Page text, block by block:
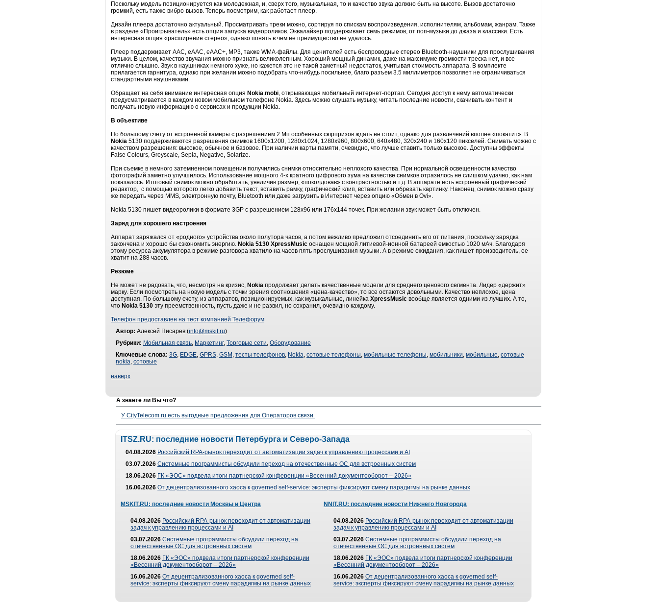
Поскольку модель позиционируется как молодежная, и, сверх того, музыкальная, то и качество звука должно быть на высоте. Вызов достаточно
громкий, есть также вибро-вызов. Теперь посмотрим, как работает плеер.
Дизайн плеера достаточно актуальный. Просматривать треки можно, сортируя по спискам воспроизведения, исполнителям, альбомам, жанрам. Также
в разделе «Проигрыватель» есть опция запуска видеороликов. Эквалайзер поддерживает семь режимов, от поп-музыки до джаза и классики. Есть
интересная опция «расширение стерео», однако понять в чем ее преимущество не удалось.
Плеер поддерживает AAC, eAAC, eAAC+, MP3, также WMA-файлы. Для ценителей есть беспроводные стерео Bluetooth-наушники для прослушивания
музыки. В целом, качество звучания можно признать великолепным. Хороший мощный динамик, даже на максимуме громкости треска нет, и все
отлично слышно. Звук в наушниках немного хуже, но кажется это не такой заметный недостаток, учитывая стоимость аппарата. В комплекте
прилагается гарнитура, однако при желании можно подобрать что-нибудь посильнее, благо разъем 3.5 миллиметров позволяет не ограничиваться
стандартными наушниками.
Обращает на себя внимание интересная опция Nokia.mobi, открывающая мобильный интернет-портал. Сегодня доступ к нему автоматически
предусматривается в каждом новом мобильном телефоне Nokia. Здесь можно слушать музыку, читать последние новости, скачивать контент и
получать новую информацию о сервисах и продукции Nokia.
В объективе
По большому счету от встроенной камеры с разрешением 2 Мп особенных сюрпризов ждать не стоит, однако для развлечений вполне «покатит». В
Nokia 5130 поддерживаются разрешения снимков 1600x1200, 1280х1024, 1280x960, 800x600, 640x480, 320x240 и 160x120 пикселей. Снимать можно с
качеством разрешения: высокое, обычное и базовое. При наличии карты памяти, очевидно, что лучше ставить только высокое. Доступны эффекты
False Colours, Greyscale, Sepia, Negative, Solarize.
При съемке в немного затемненном помещении получились снимки относительно неплохого качества. При нормальной освещенности качество
фотографий заметно улучшилось. Использование мощного 4-х кратного цифрового зума на качестве снимков отразилось не слишком удачно, как нам
показалось. Итоговый снимок можно обработать, увеличив размер, «поколдовав» с контрастностью и т.д. В аппарате есть встроенный графический
редактор, с помощью которого легко добавить текст, вставить рамку, графический клип, вставить или обрезать картинку. Наконец, снимок можно сразу
же передать через MMS, электронную почту, Bluetooth или даже загрузить в Интернет через опцию «Обмен в Ovi».
Nokia 5130 пишет видеоролики в формате 3GP с разрешением 128х96 или 176х144 точек. При желании звук может быть отключен.
Заряд для хорошего настроения
Аппарат заряжался от «родного» устройства около полутора часов, а потом вежливо предложил отсоединить его от питания, поскольку зарядка
закончена и хорошо бы сэкономить энергию. Nokia 5130 XpressMusic оснащен мощной литиевой-ионной батареей емкостью 1020 мАч. Благодаря
этому ресурса аккумулятора в режиме разговора хватило на часов пять прослушивания музыки. А в режиме ожидания, как пишет производитель, ее
хватит на 288 часов.
Резюме
Не может не радовать, что, несмотря на кризис, Nokia продолжает делать качественные модели для среднего ценового сегмента. Лидер «держит»
марку. Если посмотреть на новую модель с точки зрения соотношения «цена-качество», то все остаются довольными. Качество неплохое, цена
доступная. По большому счету, из аппаратов, позиционируемых, как музыкальные, линейка XpressMusic вообще является одними из лучших. А то,
что Nokia 5130 эту преемственность, пусть даже и не развил, но сохранил, очевидно каждому.
Телефон предоставлен на тест компанией Телефорум
Автор: Алексей Писарев (info@mskit.ru)
Рубрики: Мобильная связь, Маркетинг, Торговые сети, Оборудование
Ключевые слова: 3G, EDGE, GPRS, GSM , тесты телефонов, Nokia, сотовые телефоны, мобильные телефоны, мобильники, мобильные, сотовые
nokia, сотовые
наверх
А знаете ли Вы что?
У CityTelecom.ru есть выгодные предложения для Операторов связи.
ITSZ.RU: последние новости Петербурга и Северо-Запада
04.08.2026 Российский RPA-рынок переходит от автоматизации задач к управлению процессами и AI
03.07.2026 Системные программисты обсудили переход на отечественные ОС для встроенных систем
18.06.2026 ГК «ЭОС» подвела итоги партнерской конференции «Весенний документооборот – 2026»
16.06.2026 От децентрализованного хаоса к governed self-service: эксперты фиксируют смену парадигмы на рынке данных
MSKIT.RU: последние новости Москвы и Центра
04.08.2026 Российский RPA-рынок переходит от автоматизации
задач к управлению процессами и AI
03.07.2026 Системные программисты обсудили переход на
отечественные ОС для встроенных систем
18.06.2026 ГК «ЭОС» подвела итоги партнерской конференции
«Весенний документооборот – 2026»
16.06.2026 От децентрализованного хаоса к governed self-
service: эксперты фиксируют смену парадигмы на рынке данных
NNIT.RU: последние новости Нижнего Новгорода
04.08.2026 Российский RPA-рынок переходит от автоматизации
задач к управлению процессами и AI
03.07.2026 Системные программисты обсудили переход на
отечественные ОС для встроенных систем
18.06.2026 ГК «ЭОС» подвела итоги партнерской конференции
«Весенний документооборот – 2026»
16.06.2026 От децентрализованного хаоса к governed self-
service: эксперты фиксируют смену парадигмы на рынке данных